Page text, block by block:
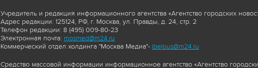
Учредитель и редакция информационного агентства «Агентство городских
Адрес редакции: 125124, РФ, г. Москва, ул. Правды, д. 24, стр. 2
Телефон редакции: 8 (495) 009-80-23
Электронная почта: mosmed@m24.ru
Коммерческий отдел холдинга "Москва Медиа"- ibelous@m24.ru
Средство массовой информации информационное агентство «Агентство